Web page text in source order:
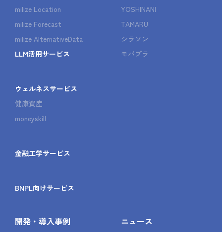
milize Location
milize Forecast
milize AlternativeData
LLM活用サービス
YOSHINANI
TAMARU
シラソン
モバプラ
ウェルネスサービス
健康資産
moneyskill
金融工学サービス
BNPL向けサービス
開発・導入事例 ニュース